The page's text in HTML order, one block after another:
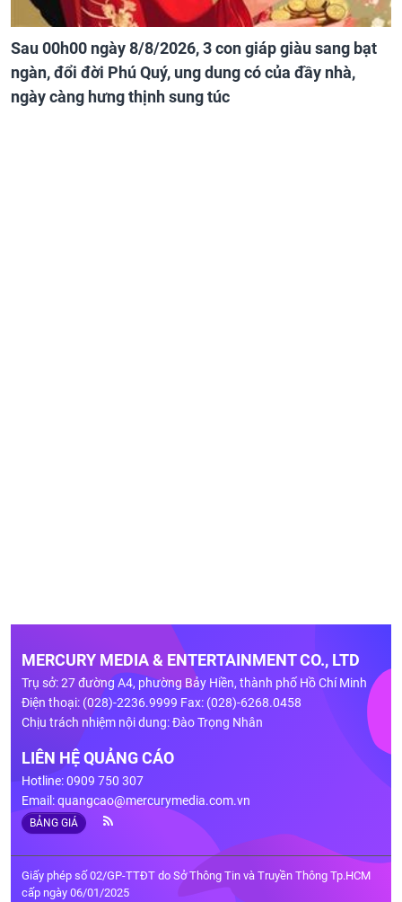
Sau 00h00 ngày 8/8/2026, 3 con giáp giàu sang bạt
ngàn, đổi đời Phú Quý, ung dung có của đầy nhà,
ngày càng hưng thịnh sung túc
MERCURY MEDIA & ENTERTAINMENT CO., LTD
Trụ sở: 27 đường A4, phường Bảy Hiền, thành phố Hồ Chí Minh
Điện thoại: (028)-2236.9999 Fax: (028)-6268.0458
Chịu trách nhiệm nội dung: Đào Trọng Nhân
LIÊN HỆ QUẢNG CÁO
Hotline: 0909 750 307
Email:quangcao@mercurymedia.com.vn
BẢNG GIÁ
Giấy phép số 02/GP-TTĐT do Sở Thông Tin và Truyền Thông Tp.HCM
cấp ngày 06/01/2025